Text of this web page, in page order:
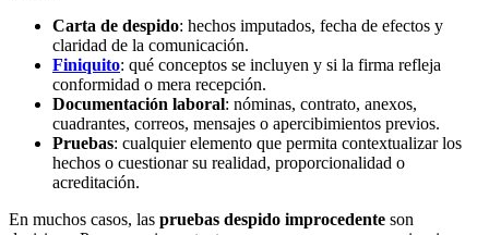
Carta de despido: hechos imputados, fecha de efectos y
claridad de la comunicación.
Finiquito: qué conceptos se incluyen y si la firma refleja
conformidad o mera recepción.
Documentación laboral: nóminas, contrato, anexos,
cuadrantes, correos, mensajes o apercibimientos previos.
Pruebas: cualquier elemento que permita contextualizar los
hechos o cuestionar su realidad, proporcionalidad o
acreditación.
En muchos casos, las pruebas despido improcedente son